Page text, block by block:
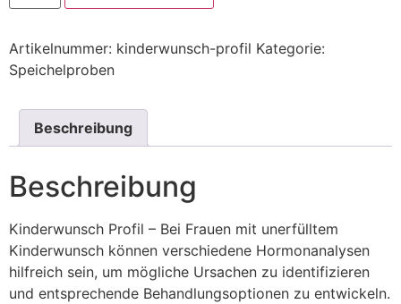
Artikelnummer: kinderwunsch-profil Kategorie:
Speichelproben
Beschreibung
Beschreibung
Kinderwunsch Profil – Bei Frauen mit unerfülltem
Kinderwunsch können verschiedene Hormonanalysen
hilfreich sein, um mögliche Ursachen zu identifizieren
und entsprechende Behandlungsoptionen zu entwickeln.